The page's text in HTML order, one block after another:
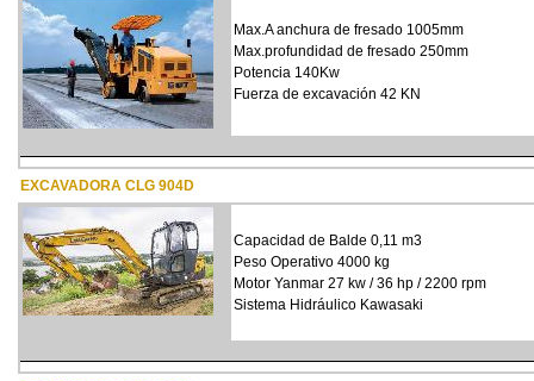
Max.A anchura de fresado 1005mm
Max.profundidad de fresado 250mm
Potencia 140Kw
Fuerza de excavación 42 KN
EXCAVADORA CLG 904D
Capacidad de Balde 0,11 m3
Peso Operativo 4000 kg
Motor Yanmar 27 kw / 36 hp / 2200 rpm
Sistema Hidráulico Kawasaki